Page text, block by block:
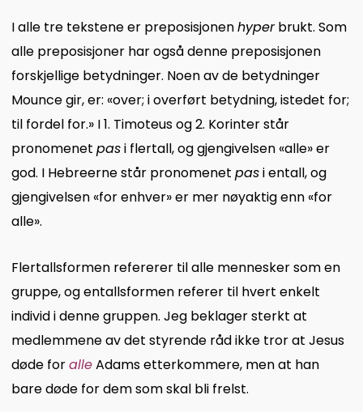
I alle tre tekstene er preposisjonenhyperbrukt. Som
alle preposisjoner har også denne preposisjonen
forskjellige betydninger. Noen av de betydninger
Mounce gir, er: «over; i overført betydning, istedet for;
til fordel for.» I 1. Timoteus og 2. Korinter står
pronomenet pasi flertall, og gjengivelsen «alle» er
god. I Hebreerne står pronomenet pasi entall, og
gjengivelsen «for enhver» er mer nøyaktig enn «for
alle».
Flertallsformen refererer til alle mennesker som en
gruppe, og entallsformen referer til hvert enkelt
individ i denne gruppen. Jeg beklager sterkt at
medlemmene av det styrende råd ikke tror at Jesus
døde foralleAdams etterkommere, men at han
bare døde for dem som skal bli frelst.